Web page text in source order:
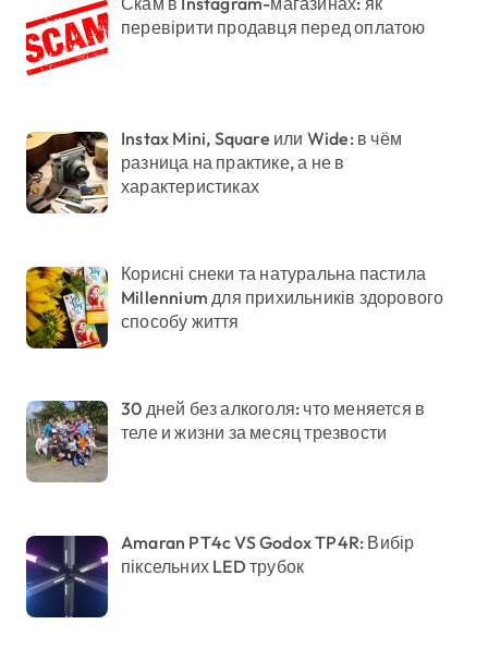
перевірити продавця перед оплатою
Instax Mini, Square или Wide: в чём
разница на практике, а не в
характеристиках
Корисні снеки та натуральна пастила
Millennium для прихильників здорового
способу життя
30 дней без алкоголя: что меняется в
теле и жизни за месяц трезвости
Amaran PT4c VS Godox TP4R: Вибір
піксельних LED трубок